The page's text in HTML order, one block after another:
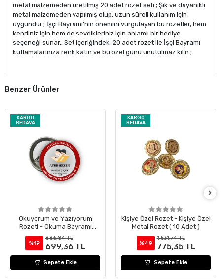
metal malzemeden üretilmiş 20 adet rozet seti.; Şık ve dayanıklı
metal malzemeden yapılmış olup, uzun süreli kullanım için
uygundur.; İşçi Bayramı'nın önemini vurgulayan bu rozetler, hem
kendiniz için hem de sevdikleriniz için anlamlı bir hediye
seçeneği sunar.; Set içeriğindeki 20 adet rozet ile İşçi Bayramı
kutlamalarınıza renk katın ve bu özel günü unutulmaz kılın.;
Benzer Ürünler
KARGO
BEDAVA
Okuyorum ve Yazıyorum
Rozeti - Okuma Bayramı
Rozeti ( 24 Adet )
%19
866,84 TL
699,36 TL
Sepete Ekle
KARGO
BEDAVA
Kişiye Özel Rozet - Kişiye Özel
Metal Rozet ( 10 Adet )
%49
1.531,74 TL
775,35 TL
Sepete Ekle